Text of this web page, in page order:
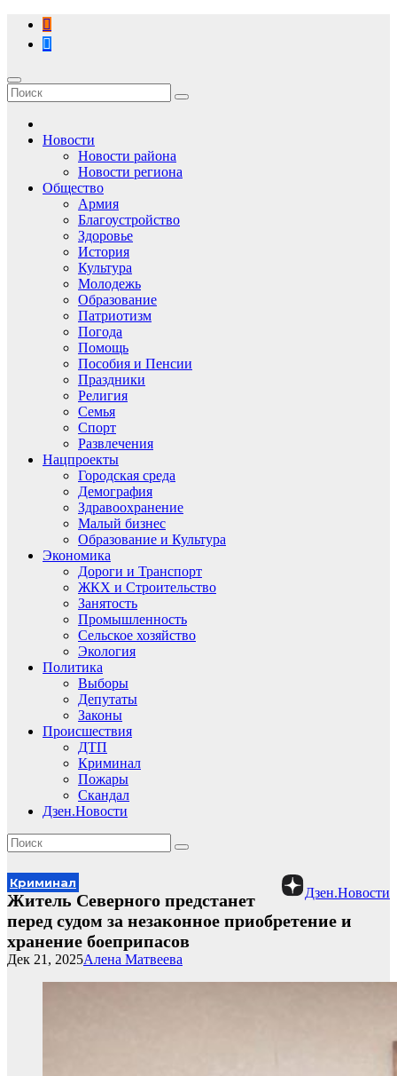
Перейти
содержимому
Новости
Новости района
Новости региона
Общество
Армия
Благоустройство
Здоровье
История
Культура
Молодежь
Образование
Патриотизм
Погода
Помощь
Пособия и Пенсии
Праздники
Религия
Семья
Спорт
Развлечения
Нацпроекты
Городская среда
Демография
Здравоохранение
Малый бизнес
Образование и Культура
Экономика
Дороги и Транспорт
ЖКХ и Строительство
Занятость
Промышленность
Сельское хозяйство
Экология
Политика
Выборы
Депутаты
Законы
Происшествия
ДТП
Криминал
Пожары
Скандал
Дзен.Новости
Дзен.Новости
Криминал
Житель Северного предстанет
перед судом за незаконное приобретение и
хранение боеприпасов
Алена Матвеева
Дек 21, 2025